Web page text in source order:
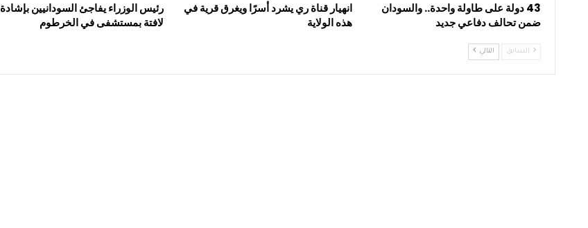
43 دولة على طاولة واحدة.. والسودان
ضمن تحالف دفاعي جديد
انهيار قناة ري يشرد أسرًا ويغرق قرية في
هذه الولاية
رئيس الوزراء يفاجئ السودانيين بإشادة
لافتة بمستشفى في الخرطوم
السابق التالي